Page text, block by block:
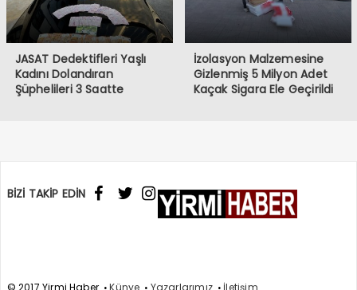
JASAT Dedektifleri Yaşlı
Kadını Dolandıran
Şüphelileri 3 Saatte
İzolasyon Malzemesine
Gizlenmiş 5 Milyon Adet
Kaçak Sigara Ele Geçirildi
BİZİ TAKİP EDİN
© 2017 Yirmi Haber Künye Yazarlarımız İletişim